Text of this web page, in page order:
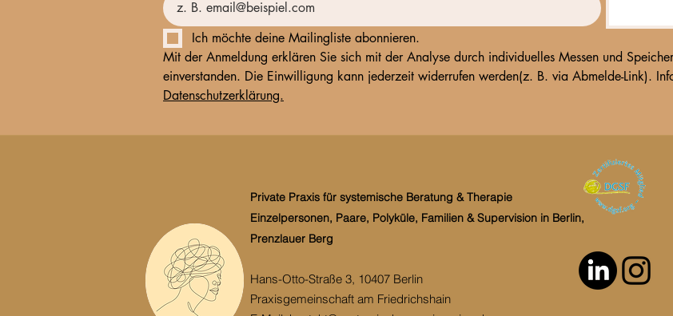
Ich möchte deine Mailingliste abonnieren.
Mit der Anmeldung erklären Sie sich mit der Analyse durch individuelles Messen und
Datenschutzerklärung.
Private Praxis für systemische Beratung & Therapie
Einzelpersonen, Paare, Polyküle, Familien & Supervision in Berlin,
Prenzlauer Berg
Hans-Otto-Straße 3, 10407 Berlin
Praxisgemeinschaft am Friedrichshain